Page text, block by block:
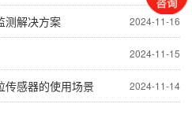
2024-11-16
测解决方案
2024-11-15
2024-11-14
传感器的使用场景